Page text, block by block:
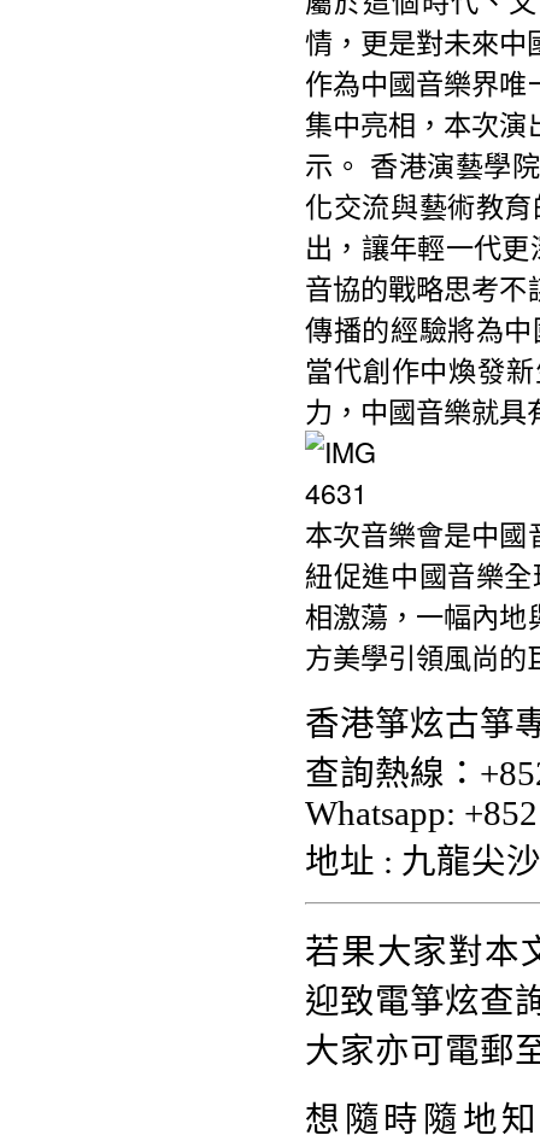
情，更是對未來中
作為中國音樂界
集中亮相，本次
示。 香港演藝學
化交流與藝術教
出，讓年輕一代
音協的戰略思考
傳播的經驗將為
當代創作中煥發
力，中國音樂就
本次音樂會是中
紐促進中國音樂
相激蕩，一幅內地
方美學引領風尚
香港箏炫古箏
查詢熱線：
Whatsapp:
地址 : 九龍尖
若果大家對本
迎致電箏炫查
大家亦可電郵
想隨時隨地